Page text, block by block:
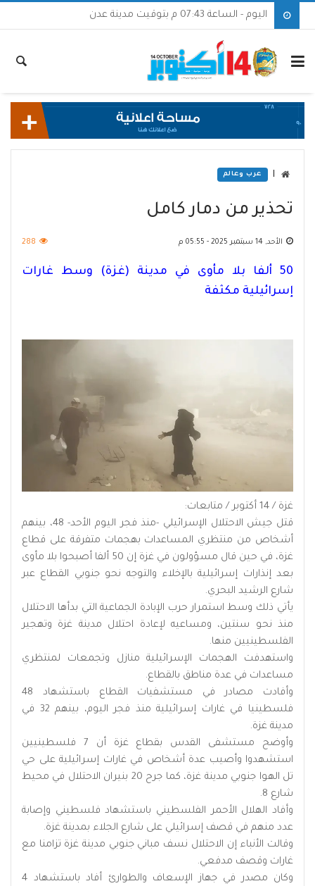
اليوم - الساعة 07:43 م بتوقيت مدينة عدن
عرب وعالم
تحذير من دمار كامل
الأحد, 14 سبتمبر 2025 - 05:55 م 288
50 ألفا بلا مأوى في مدينة (غزة) وسط غارات
إسرائيلية مكثفة
غزة / 14 أكتوبر / متابعات:
قتل جيش الاحتلال الإسرائيلي -منذ فجر اليوم الأحد- 48، بينهم
أشخاص من منتظري المساعدات بهجمات متفرقة على قطاع
غزة، في حين قال مسؤولون في غزة إن 50 ألفا أصبحوا بلا مأوى
بعد إنذارات إسرائيلية بالإخلاء والتوجه نحو جنوبي القطاع عبر
شارع الرشيد البحري.
يأتي ذلك وسط استمرار حرب الإبادة الجماعية التي بدأها الاحتلال
منذ نحو سنتين، ومساعيه لإعادة احتلال مدينة غزة وتهجير
الفلسطينيين منها.
واستهدفت الهجمات الإسرائيلية منازل وتجمعات لمنتظري
مساعدات في عدة مناطق بالقطاع.
وأفادت مصادر في مستشفيات القطاع باستشهاد 48
فلسطينيا في غارات إسرائيلية منذ فجر اليوم، بينهم 32 في
مدينة غزة.
وأوضح مستشفى القدس بقطاع غزة أن 7 فلسطينيين
استشهدوا وأصيب عدة أشخاص في غارات إسرائيلية على حي
تل الهوا جنوبي مدينة غزة، كما جرح 20 بنيران الاحتلال في محيط
شارع 8.
وأفاد الهلال الأحمر الفلسطيني باستشهاد فلسطيني وإصابة
عدد منهم في قصف إسرائيلي على شارع الجلاء بمدينة غزة.
وقالت الأنباء إن الاحتلال نسف مباني جنوبي مدينة غزة تزامنا مع
غارات وقصف مدفعي.
وكان مصدر في جهاز الإسعاف والطوارئ أفاد باستشهاد 4